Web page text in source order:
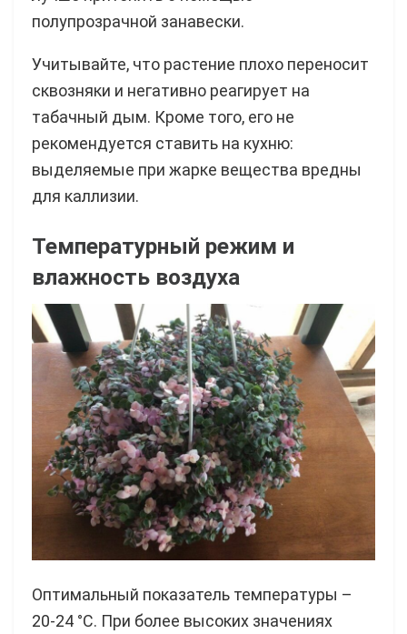
полупрозрачной занавески.
Учитывайте, что растение плохо переносит
сквозняки и негативно реагирует на
табачный дым. Кроме того, его не
рекомендуется ставить на кухню:
выделяемые при жарке вещества вредны
для каллизии.
Температурный режим и
влажность воздуха
Оптимальный показатель температуры –
20-24 °C. При более высоких значениях